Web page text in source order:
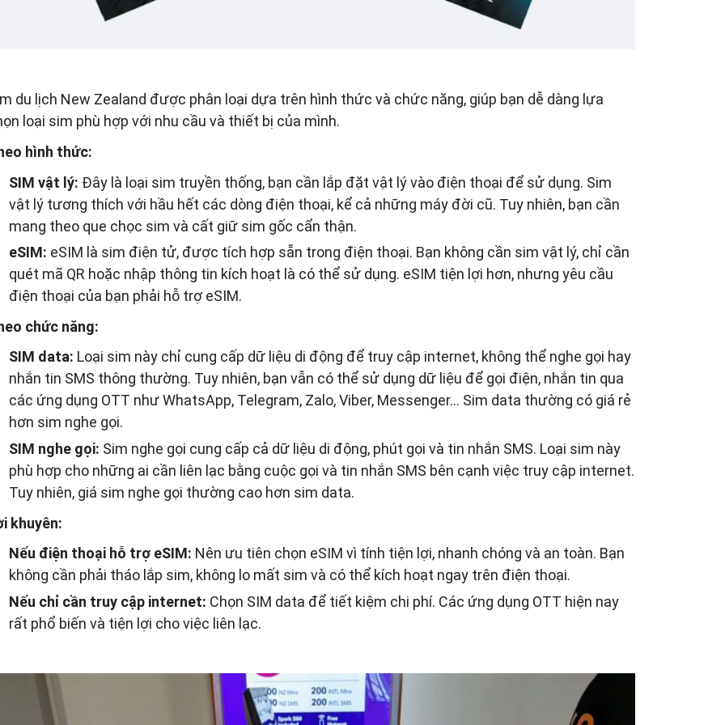
du lịch New Zealand được phân loại dựa trên hình thức và chức năng, giúp bạn dễ dàng lựa
loại sim phù hợp với nhu cầu và thiết bị của mình.
hình thức:
SIM vật lý: Đây là loại sim truyền thống, bạn cần lắp đặt vật lý vào điện thoại để sử dụng. Sim
vật lý tương thích với hầu hết các dòng điện thoại, kể cả những máy đời cũ. Tuy nhiên, bạn cần
mang theo que chọc sim và cất giữ sim gốc cẩn thận.
eSIM: eSIM là sim điện tử, được tích hợp sẵn trong điện thoại. Bạn không cần sim vật lý, chỉ cần
quét mã QR hoặc nhập thông tin kích hoạt là có thể sử dụng. eSIM tiện lợi hơn, nhưng yêu cầu
điện thoại của bạn phải hỗ trợ eSIM.
chức năng:
SIM data: Loại sim này chỉ cung cấp dữ liệu di động để truy cập internet, không thể nghe gọi hay
nhắn tin SMS thông thường. Tuy nhiên, bạn vẫn có thể sử dụng dữ liệu để gọi điện, nhắn tin qua
các ứng dụng OTT như WhatsApp, Telegram, Zalo, Viber, Messenger… Sim data thường có giá rẻ
hơn sim nghe gọi.
SIM nghe gọi: Sim nghe gọi cung cấp cả dữ liệu di động, phút gọi và tin nhắn SMS. Loại sim này
phù hợp cho những ai cần liên lạc bằng cuộc gọi và tin nhắn SMS bên cạnh việc truy cập internet.
Tuy nhiên, giá sim nghe gọi thường cao hơn sim data.
khuyên:
Nếu điện thoại hỗ trợ eSIM: Nên ưu tiên chọn eSIM vì tính tiện lợi, nhanh chóng và an toàn. Bạn
không cần phải tháo lắp sim, không lo mất sim và có thể kích hoạt ngay trên điện thoại.
Nếu chỉ cần truy cập internet: Chọn SIM data để tiết kiệm chi phí. Các ứng dụng OTT hiện nay
rất phổ biến và tiện lợi cho việc liên lạc.